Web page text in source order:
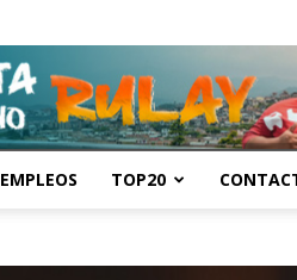
EMPLEOS TOP20